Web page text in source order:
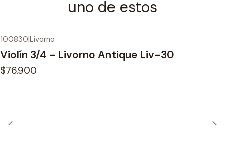
uno de estos
100830|Livorno
Violín 3/4 - Livorno Antique Liv-30
$76.900